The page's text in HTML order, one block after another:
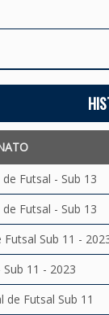
Futsal - Sub 13
Futsal - Sub 13
Sub 11 -
11 - 2023
Futsal Sub 11